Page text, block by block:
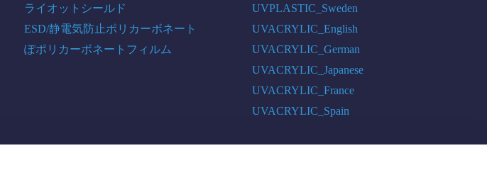
ライオットシールド
ESD/静電気防止ポリカーボネート
ぽポリカーボネートフィルム
UVPLASTIC_Sweden
UVACRYLIC_English
UVACRYLIC_German
UVACRYLIC_Japanese
UVACRYLIC_France
UVACRYLIC_Spain